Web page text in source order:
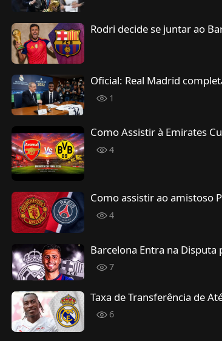
Rodri decide se juntar ao
Oficial: Real Madrid
1
Como Assistir à Emirates
4
Como assistir ao amistoso
4
Barcelona Entra na
7
Taxa de Transferência de
6